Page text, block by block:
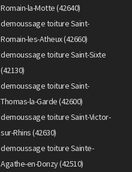
Romain-la-Motte (42640)
demoussage toiture Saint-
Romain-les-Atheux (42660)
demoussage toiture Saint-Sixte
(42130)
demoussage toiture Saint-
Thomas-la-Garde (42600)
demoussage toiture Saint-Victor-
sur-Rhins (42630)
demoussage toiture Sainte-
Agathe-en-Donzy (42510)